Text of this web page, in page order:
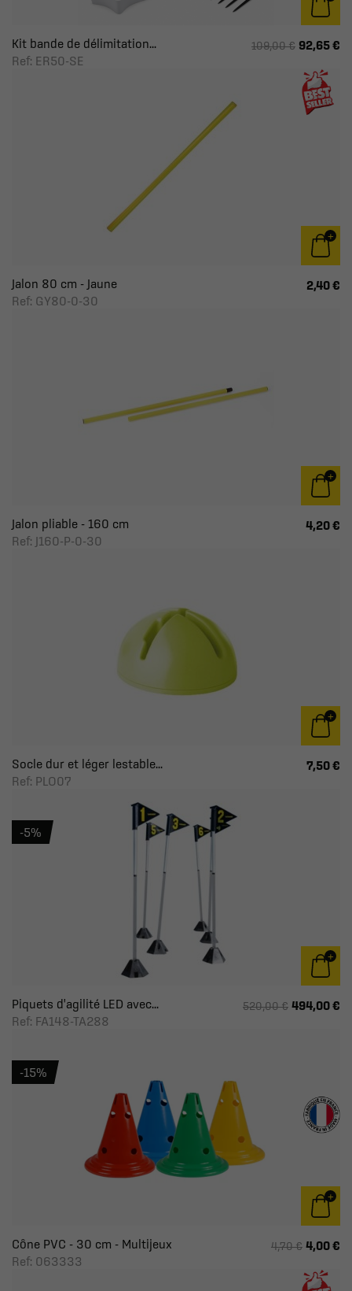
Kit bande de délimitation...
Ref: ER50-SE
109,00 € 92,65 €
Jalon 80 cm - Jaune
Ref: GY80-0-30
2,40 €
Jalon pliable - 160 cm
Ref: J160-P-0-30
4,20 €
Socle dur et léger lestable...
Ref: PLO07
7,50 €
Piquets d'agilité LED avec...
Ref: FA148-TA288
520,00 € 494,00 €
-5%
Cône PVC - 30 cm - Multijeux
Ref: 063333
4,70 € 4,00 €
-15%